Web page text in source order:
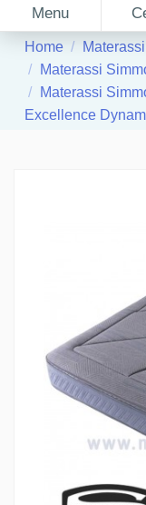
Menu
Home Materassi
Materassi
Materassi
Excellence